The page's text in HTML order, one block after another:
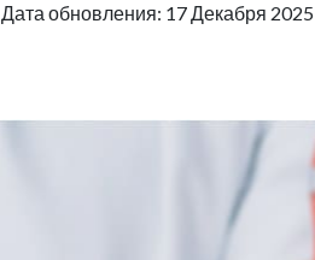
Дата обновления: 17 Декабря 2025